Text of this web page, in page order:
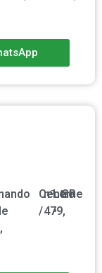
nº
479,
Centro
/
Leme
•
SP